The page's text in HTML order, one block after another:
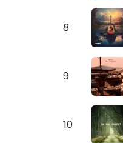
8
9
10